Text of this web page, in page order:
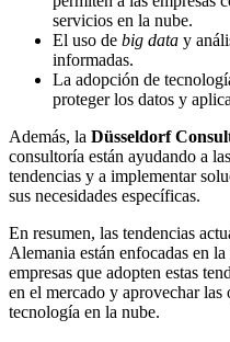
servicios en la nube.
El uso de big data y
informadas.
La adopción de
proteger los datos y
Además, la Düsseldorf
consultoría están ayudando a
tendencias y a implementar
sus necesidades específicas.
En resumen, las tendencias
Alemania están enfocadas en
empresas que adopten estas
en el mercado y aprovechar las
tecnología en la nube.